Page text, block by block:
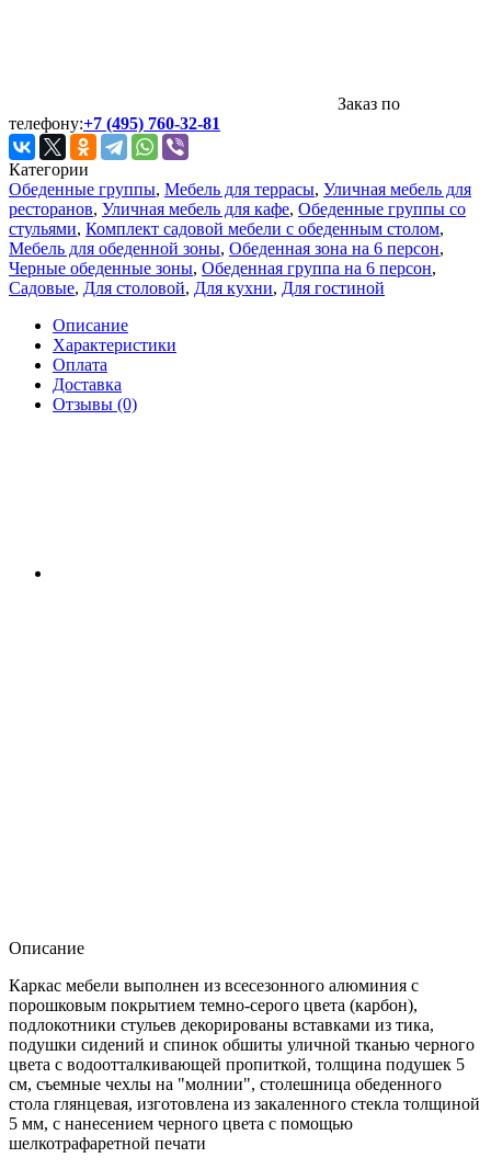
Заказ по
телефону:+7 (495) 760-32-81
Категории
Обеденные группы, Мебель для террасы, Уличная мебель для
ресторанов, Уличная мебель для кафе, Обеденные группы со
стульями, Комплект садовой мебели с обеденным столом,
Мебель для обеденной зоны, Обеденная зона на 6 персон,
Черные обеденные зоны, Обеденная группа на 6 персон,
Садовые, Для столовой, Для кухни, Для гостиной
Описание
Характеристики
Оплата
Доставка
Отзывы (0)
Описание
Каркас мебели выполнен из всесезонного алюминия с
порошковым покрытием темно-серого цвета (карбон),
подлокотники стульев декорированы вставками из тика,
подушки сидений и спинок обшиты уличной тканью черного
цвета с водоотталкивающей пропиткой, толщина подушек 5
см, съемные чехлы на "молнии", столешница обеденного
стола глянцевая, изготовлена из закаленного стекла толщиной
5 мм, с нанесением черного цвета с помощью
шелкотрафаретной печати